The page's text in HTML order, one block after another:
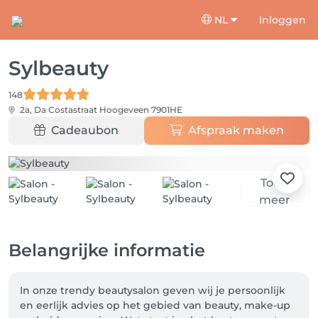
NL Inloggen
Sylbeauty
148
2a, Da Costastraat Hoogeveen 7901HE
Cadeaubon Afspraak maken
Toon
meer
Belangrijke informatie
In onze trendy beautysalon geven wij je persoonlijk
en eerlijk advies op het gebied van beauty, make-up